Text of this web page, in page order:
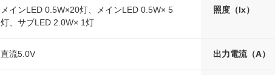
メインLED 0.5W×20灯、メインLED 0.5W× 5
灯、サブLED 2.0W× 1灯
照度（lx）
直流5.0V 出力電流（A）